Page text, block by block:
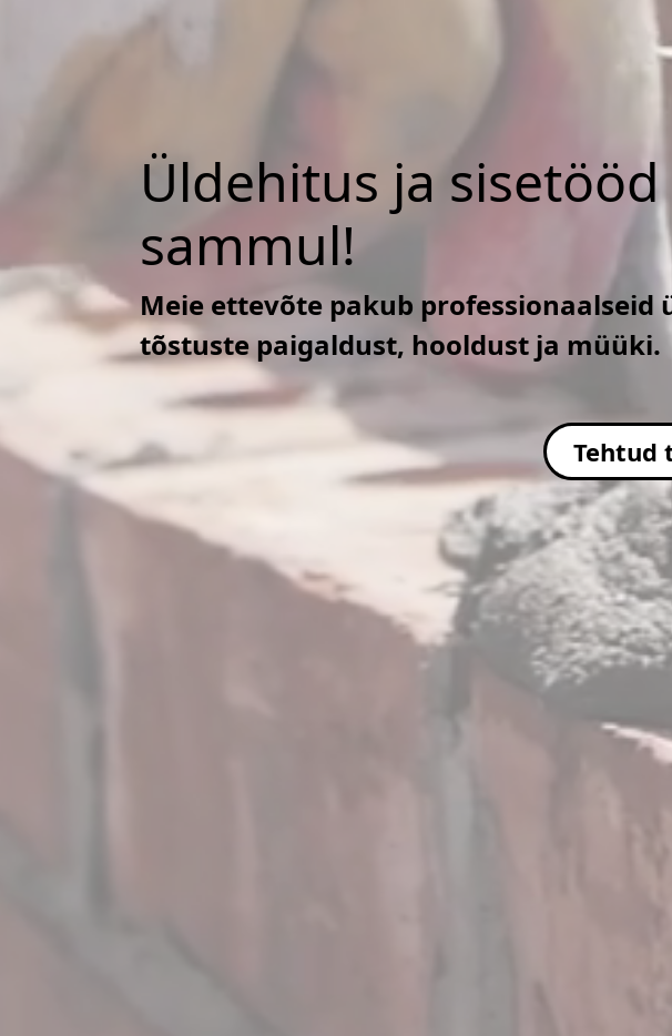
Üldehitus ja
sammul!
Meie ettevõte pakub professionaalseid
tõstuste paigaldust, hooldust ja müüki.
Tehtud